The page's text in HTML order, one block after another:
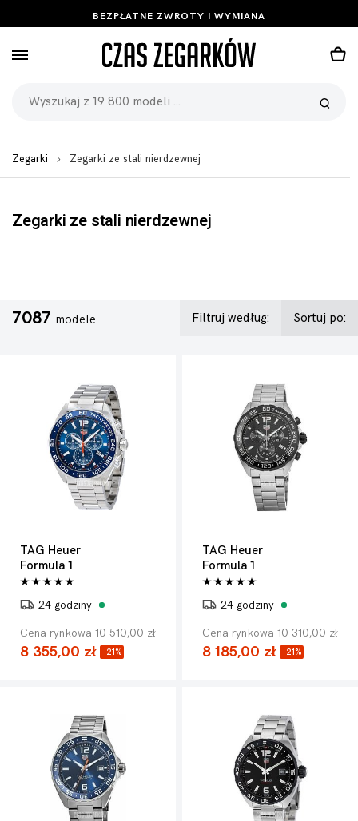
BEZPŁATNE ZWROTY I WYMIANA
Zegarki Zegarki ze stali nierdzewnej
Zegarki ze stali nierdzewnej
7087 modele Sortuj po:
Filtruj według:
TAG Heuer
Formula 1
24 godziny
Cena rynkowa 10 510,00 zł
8 355,00 zł -21%
TAG Heuer
Formula 1
24 godziny
Cena rynkowa 10 310,00 zł
8 185,00 zł -21%